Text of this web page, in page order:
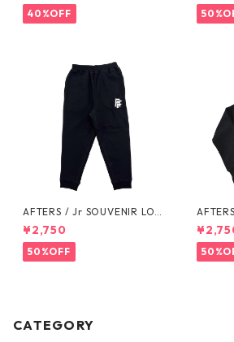
40%OFF
AFTERS / Jr SOUVENIR LOG
O SWEAT PANTS
¥2,750
50%OFF
ODIE
CATEGORY